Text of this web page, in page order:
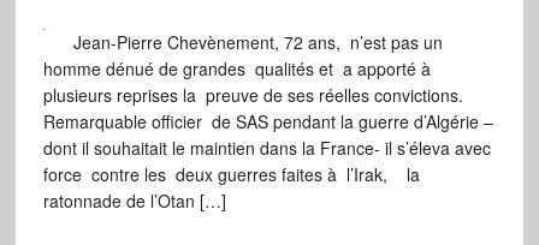
Jean-Pierre Chevènement, 72 ans, n’est pas un
homme dénué de grandes qualités et a apporté à
plusieurs reprises la preuve de ses réelles convictions.
Remarquable officier de SAS pendant la guerre d’Algérie –
dont il souhaitait le maintien dans la France- il s’éleva avec
force contre les deux guerres faites à l’Irak, la
ratonnade de l’Otan […]